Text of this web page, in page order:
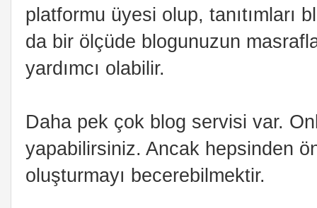
platformu üyesi olup, tanıtımları
da bir ölçüde blogunuzun
yardımcı olabilir.
Daha pek çok blog servisi var.
yapabilirsiniz. Ancak hepsinden
oluşturmayı becerebilmektir.